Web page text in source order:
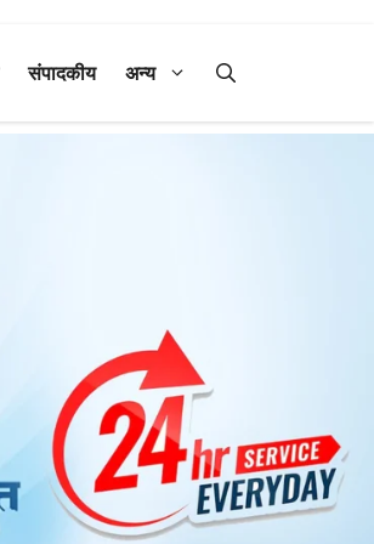
संपादकीय अन्य